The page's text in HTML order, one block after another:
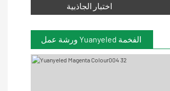
اختبار الجاذبية